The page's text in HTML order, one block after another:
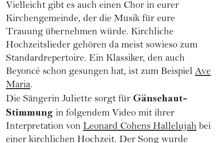
Vielleicht gibt es auch einen Chor in eurer
Kirchengemeinde, der die Musik für eure
Trauung übernehmen würde. Kirchliche
Hochzeitslieder gehören da meist sowieso zum
Standardrepertoire. Ein Klassiker, den auch
Beyoncé schon gesungen hat, ist zum Beispiel Ave
Maria.
Die Sängerin Juliette sorgt für Gänsehaut-
Stimmung in folgendem Video mit ihrer
Interpretation von Leonard Cohens Hallelujah bei
einer kirchlichen Hochzeit. Der Song wurde